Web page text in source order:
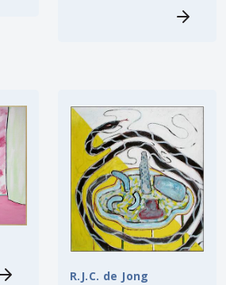
R.J.C. de Jong